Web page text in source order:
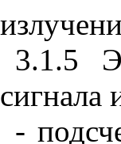
3.1.5
сигнала
-